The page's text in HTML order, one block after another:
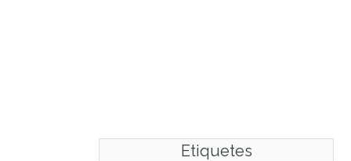
Etiquetes